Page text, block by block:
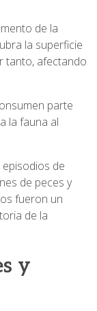
de la
la superficie
tanto, afectando
parte
la fauna al
de
de peces y
fueron un
de la
y